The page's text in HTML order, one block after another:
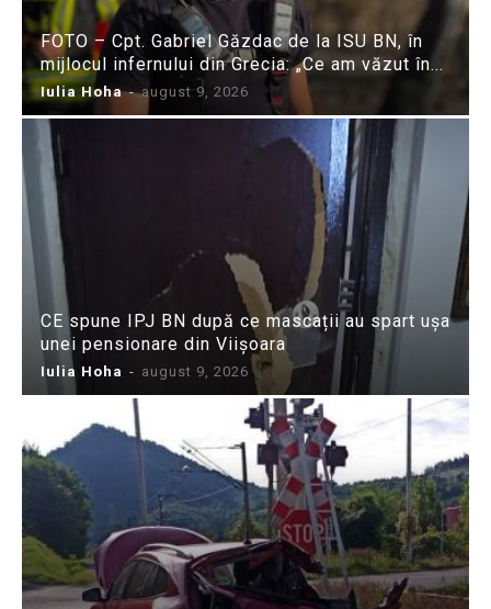
FOTO – Cpt. Gabriel Găzdac de la ISU BN, în
mijlocul infernului din Grecia: „Ce am văzut în...
Iulia Hoha - august 9, 2026
CE spune IPJ BN după ce mascații au spart ușa
unei pensionare din Viișoara
Iulia Hoha - august 9, 2026